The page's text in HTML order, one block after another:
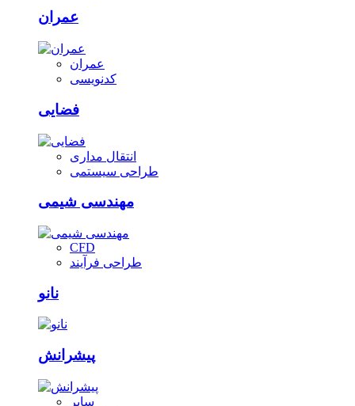
عمران
عمران
کدنویسی
فضایی
انتقال مداری
طراحی سیستمی
مهندسی شیمی
CFD
طراحی فرآیند
نانو
پیشرانش
سایر